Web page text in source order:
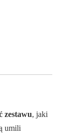
zestawu, jaki
umili